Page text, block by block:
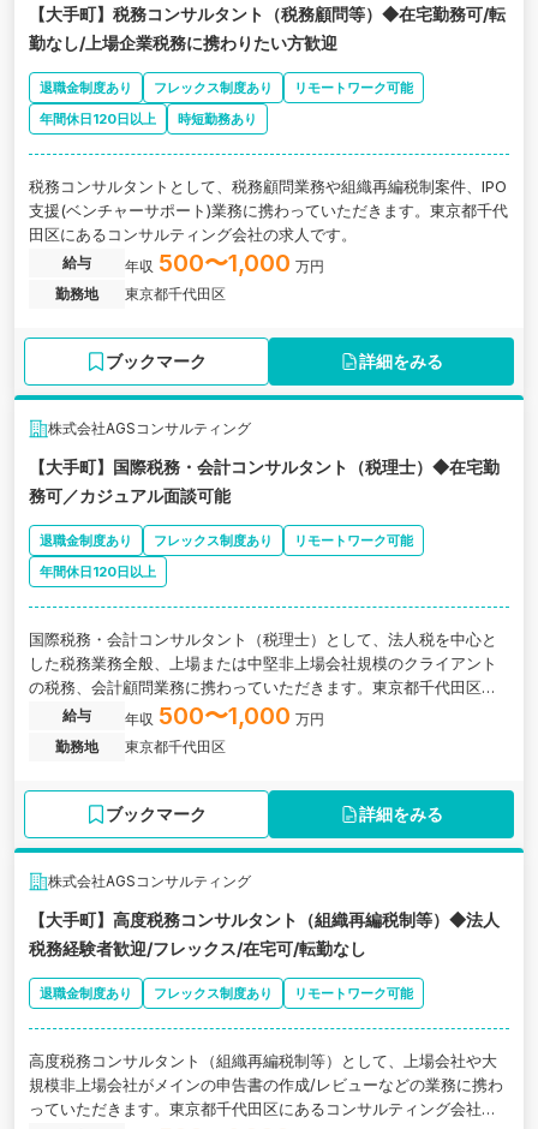
【大手町】税務コンサルタント（税務顧問等）◆在宅勤務可/転
勤なし/上場企業税務に携わりたい方歓迎
退職金制度あり フレックス制度あり
リモートワーク可能
年間休日120日以上
時短勤務あり
税務コンサルタントとして、税務顧問業務や組織再編税制案件、IPO
支援(ベンチャーサポート)業務に携わっていただきます。東京都千代
田区にあるコンサルティング会社の求人です。
給与 年収 500〜1,000 万円
勤務地
東京都千代田区
ブックマーク 詳細をみる
株式会社AGSコンサルティング
【大手町】国際税務・会計コンサルタント（税理士）◆在宅勤
務可／カジュアル面談可能
退職金制度あり フレックス制度あり
リモートワーク可能
年間休日120日以上
国際税務・会計コンサルタント（税理士）として、法人税を中心と
した税務業務全般、上場または中堅非上場会社規模のクライアント
の税務、会計顧問業務に携わっていただきます。東京都千代田区に
あるコンサルティング会社の求人です。
給与 年収 500〜1,000 万円
勤務地
東京都千代田区
ブックマーク 詳細をみる
株式会社AGSコンサルティング
【大手町】高度税務コンサルタント（組織再編税制等）◆法人
税務経験者歓迎/フレックス/在宅可/転勤なし
退職金制度あり フレックス制度あり リモートワーク可能
高度税務コンサルタント（組織再編税制等）として、上場会社や大
規模非上場会社がメインの申告書の作成/レビューなどの業務に携わ
っていただきます。東京都千代田区にあるコンサルティング会社の